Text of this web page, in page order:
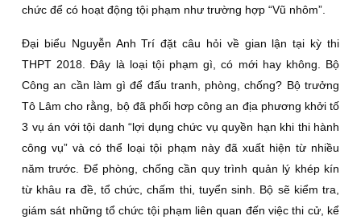
chức để có hoạt động tội phạm như trường hợp “Vũ nhôm”.
Đại biểu Nguyễn Anh Trí đặt câu hỏi về gian lận tại kỳ thi
THPT 2018. Đây là loại tội phạm gì, có mới hay không. Bộ
Công an cần làm gì để đấu tranh, phòng, chống? Bộ trưởng
Tô Lâm cho rằng, bộ đã phối hơp công an địa phương khởi tố
3 vụ án với tội danh “lợi dụng chức vụ quyền hạn khi thi hành
công vụ” và có thể loại tội phạm này đã xuất hiện từ nhiều
năm trước. Để phòng, chống cần quy trình quản lý khép kín
từ khâu ra đề, tổ chức, chấm thi, tuyển sinh. Bộ sẽ kiểm tra,
giám sát những tổ chức tội phạm liên quan đến việc thi cử, kể